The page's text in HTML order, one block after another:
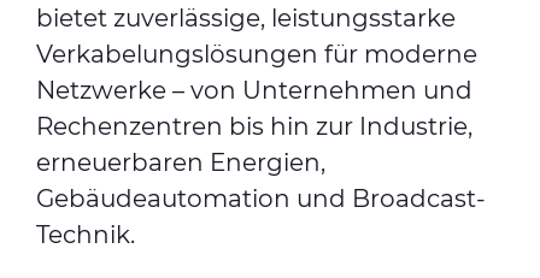
bietet zuverlässige, leistungsstarke
Verkabelungslösungen für moderne
Netzwerke – von Unternehmen und
Rechenzentren bis hin zur Industrie,
erneuerbaren Energien,
Gebäudeautomation und Broadcast-
Technik.